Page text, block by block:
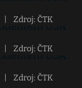
Zdroj: ČTK
Zdroj: ČTK
Zdroj: ČTK